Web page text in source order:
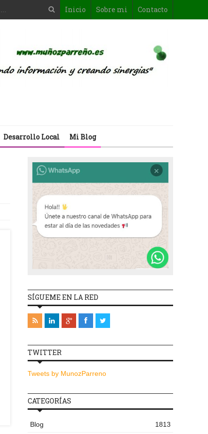
Inicio Sobre mi Contacto
Desarrollo Local Mi Blog
SÍGUEME EN LA RED
TWITTER
Tweets by MunozParreno
CATEGORÍAS
Blog 1813